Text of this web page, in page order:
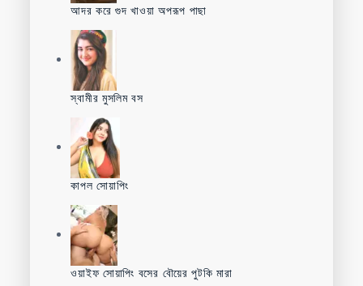
আদর করে গুদ খাওয়া অপরূপ পাছা
স্বামীর মুসলিম বস
কাপল সোয়াপিং
ওয়াইফ সোয়াপিং বসের বৌয়ের পুটকি মারা